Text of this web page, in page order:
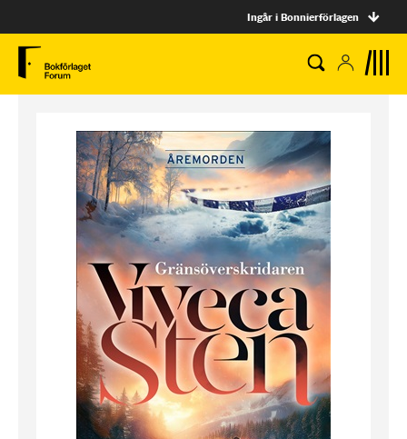
Ingår i Bonnierförlagen